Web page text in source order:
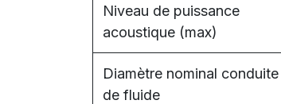
Niveau de puissance
acoustique (max)
Diamètre nominal conduite
de fluide